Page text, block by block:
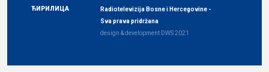
ЋИРИЛИЦА
Radiotelevizija Bosne i Hercegovine -
Sva prava pridržana
design & development DWS2021